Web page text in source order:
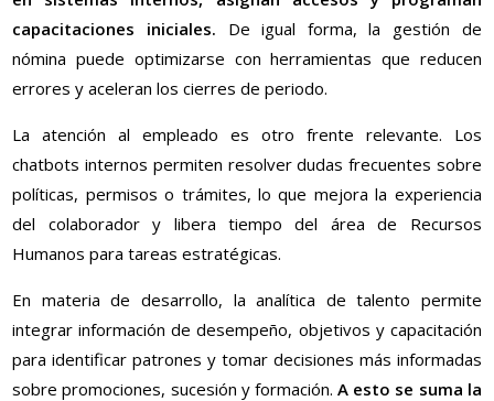
capacitaciones iniciales. De igual forma, la gestión de
nómina puede optimizarse con herramientas que reducen
errores y aceleran los cierres de periodo.
La atención al empleado es otro frente relevante. Los
chatbots internos permiten resolver dudas frecuentes sobre
políticas, permisos o trámites, lo que mejora la experiencia
del colaborador y libera tiempo del área de Recursos
Humanos para tareas estratégicas.
En materia de desarrollo, la analítica de talento permite
integrar información de desempeño, objetivos y capacitación
para identificar patrones y tomar decisiones más informadas
sobre promociones, sucesión y formación.A esto se suma la